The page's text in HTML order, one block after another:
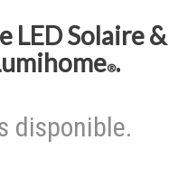
LED Solaire &
®.
disponible.